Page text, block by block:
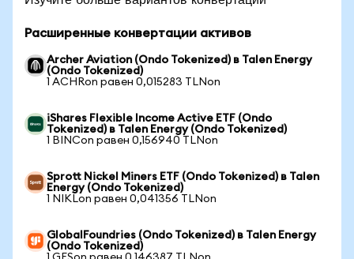
Расширенные конвертации активов
Archer Aviation (Ondo Tokenized) в Talen Energy
(Ondo Tokenized)
1 ACHRon равен 0,015283 TLNon
iShares Flexible Income Active ETF (Ondo
Tokenized) в Talen Energy (Ondo Tokenized)
1 BINCon равен 0,156940 TLNon
Sprott Nickel Miners ETF (Ondo Tokenized) в Talen
Energy (Ondo Tokenized)
1 NIKLon равен 0,041356 TLNon
GlobalFoundries (Ondo Tokenized) в Talen Energy
(Ondo Tokenized)